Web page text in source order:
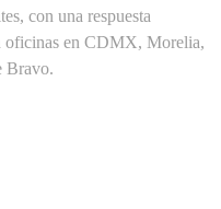
con una respuesta
oficinas en CDMX, Morelia,
Bravo.